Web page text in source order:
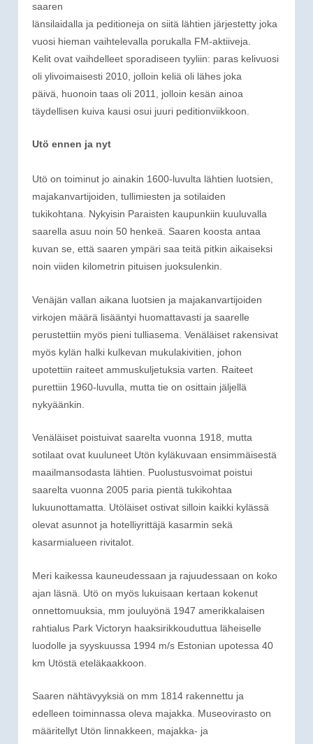
saaren
länsilaidalla ja peditioneja on siitä lähtien järjestetty joka
vuosi hieman vaihtelevalla porukalla FM-aktiiveja.
Kelit ovat vaihdelleet sporadiseen tyyliin: paras kelivuosi
oli ylivoimaisesti 2010, jolloin keliä oli lähes joka
päivä, huonoin taas oli 2011, jolloin kesän ainoa
täydellisen kuiva kausi osui juuri peditionviikkoon.
Utö ennen ja nyt
Utö on toiminut jo ainakin 1600-luvulta lähtien luotsien,
majakanvartijoiden, tullimiesten ja sotilaiden
tukikohtana. Nykyisin Paraisten kaupunkiin kuuluvalla
saarella asuu noin 50 henkeä. Saaren koosta antaa
kuvan se, että saaren ympäri saa teitä pitkin aikaiseksi
noin viiden kilometrin pituisen juoksulenkin.
Venäjän vallan aikana luotsien ja majakanvartijoiden
virkojen määrä lisääntyi huomattavasti ja saarelle
perustettiin myös pieni tulliasema. Venäläiset rakensivat
myös kylän halki kulkevan mukulakivitien, johon
upotettiin raiteet ammuskuljetuksia varten. Raiteet
purettiin 1960-luvulla, mutta tie on osittain jäljellä
nykyäänkin.
Venäläiset poistuivat saarelta vuonna 1918, mutta
sotilaat ovat kuuluneet Utön kyläkuvaan ensimmäisestä
maailmansodasta lähtien. Puolustusvoimat poistui
saarelta vuonna 2005 paria pientä tukikohtaa
lukuunottamatta. Utöläiset ostivat silloin kaikki kylässä
olevat asunnot ja hotelliyrittäjä kasarmin sekä
kasarmialueen rivitalot.
Meri kaikessa kauneudessaan ja rajuudessaan on koko
ajan läsnä. Utö on myös lukuisaan kertaan kokenut
onnettomuuksia, mm jouluyönä 1947 amerikkalaisen
rahtialus Park Victoryn haaksirikkouduttua läheiselle
luodolle ja syyskuussa 1994 m/s Estonian upotessa 40
km Utöstä eteläkaakkoon.
Saaren nähtävyyksiä on mm 1814 rakennettu ja
edelleen toiminnassa oleva majakka. Museovirasto on
määritellyt Utön linnakkeen, majakka- ja